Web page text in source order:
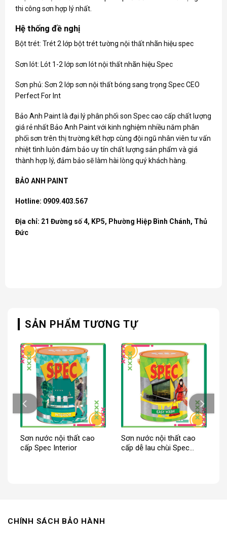
thi công sơn hợp lý nhất.
Hệ thống đề nghị
Bột trét: Trét 2 lớp bột trét tường nội thất nhãn hiệu spec
Sơn lót: Lót 1-2 lớp sơn lót nội thất nhãn hiệu Spec
Sơn phủ: Sơn 2 lớp sơn nội thất bóng sang trọng Spec CEO
Perfect For Int
Bảo Anh Paint là đại lý phân phối son Speccao cấp chất lượng
giá rẻ nhất Bảo Anh Paint với kinh nghiệm nhiều năm phân
phối sơn trên thị trường kết hợp cùng đội ngũ nhân viên tư vấn
nhiệt tình luôn đảm bảo uy tín chất lượng sản phẩm và giá
thành hợp lý, đảm bảo sẽ làm hài lòng quý khách hàng.
BẢO ANH PAINT
Hotline: 0909.403.567
Địa chỉ: 21 Đường số 4, KP5, Phường Hiệp Bình Chánh, Thủ
Đức
SẢN PHẨM TƯƠNG TỰ
Sơn nước nội thất cao
cấp Spec Interior
Sơn nước nội thất cao
cấp dễ lau chùi Spec
CHÍNH SÁCH BẢO HÀNH